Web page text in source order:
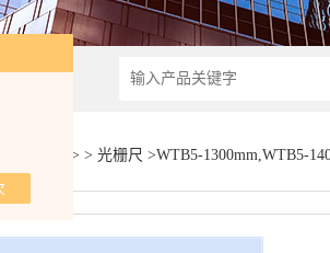
> > 光栅尺 >WTB5-1300mm,WTB5-